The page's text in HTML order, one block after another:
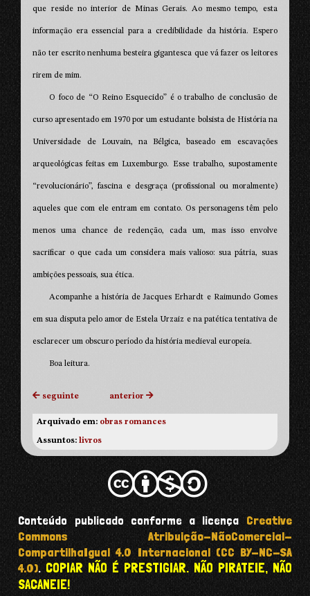
que reside no interior de Minas Gerais. Ao mesmo tempo, esta
informação era essencial para a credibilidade da história. Espero
não ter escrito nenhuma besteira gigantesca que vá fazer os leitores
rirem de mim.
O foco de “O Reino Esquecido” é o trabalho de conclusão de
curso apresentado em 1970 por um estudante bolsista de História na
Universidade de Louvain, na Bélgica, baseado em escavações
arqueológicas feitas em Luxemburgo. Esse trabalho, supostamente
“revolucionário”, fascina e desgraça (profissional ou moralmente)
aqueles que com ele entram em contato. Os personagens têm pelo
menos uma chance de redenção, cada um, mas isso envolve
sacrificar o que cada um considera mais valioso: sua pátria, suas
ambições pessoais, sua ética.
Acompanhe a história de Jacques Erhardt e Raimundo Gomes
em sua disputa pelo amor de Estela Urzaiz e na patética tentativa de
esclarecer um obscuro período da história medieval europeia.
Boa leitura.
seguinte anterior
Arquivado em: obras romances
Assuntos:livros
Conteúdo publicado conforme a licença Creative
Commons Atribuição-NãoComercial-
CompartilhaIgual 4.0 Internacional (CC BY-NC-SA
4.0). COPIAR NÃO É PRESTIGIAR. NÃO PIRATEIE, NÃO
SACANEIE!